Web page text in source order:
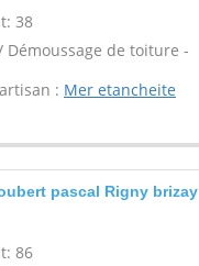
38
Démoussage de toiture -
: Mer etancheite
pascal Rigny brizay
86